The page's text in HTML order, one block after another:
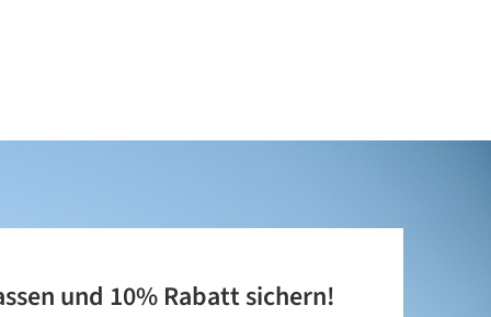
und 10% Rabatt sichern!